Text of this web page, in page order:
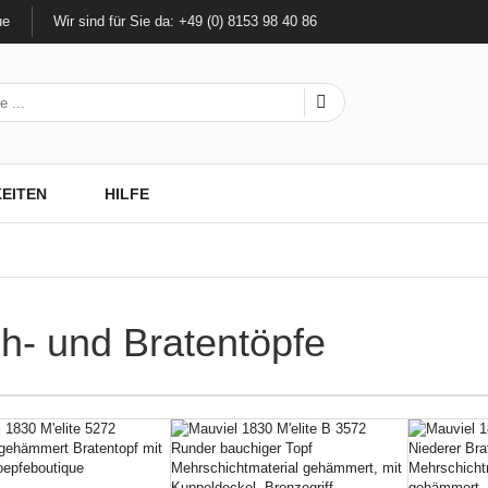
Wir sind für Sie da: +49 (0) 8153 98 40 86
HILFE
und Bratentöpfe